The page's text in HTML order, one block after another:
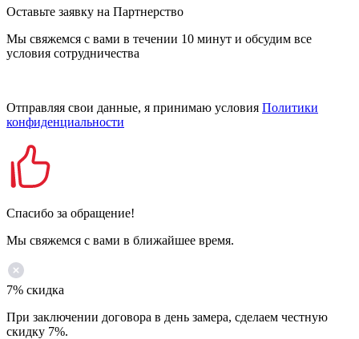
Оставьте заявку на Партнерство
Мы свяжемся с вами в течении 10 минут и обсудим все
условия сотрудничества
Отправляя свои данные, я принимаю условия Политики
конфиденциальности
Спасибо за обращение!
Мы свяжемся с вами в ближайшее время.
7% скидка
При заключении договора в день замера, сделаем честную
скидку 7%.